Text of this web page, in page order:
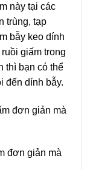
này tại các
trùng, tạp
bẫy keo dính
giấm trong
thì bạn có thể
đến dính bẫy.
đơn giản mà